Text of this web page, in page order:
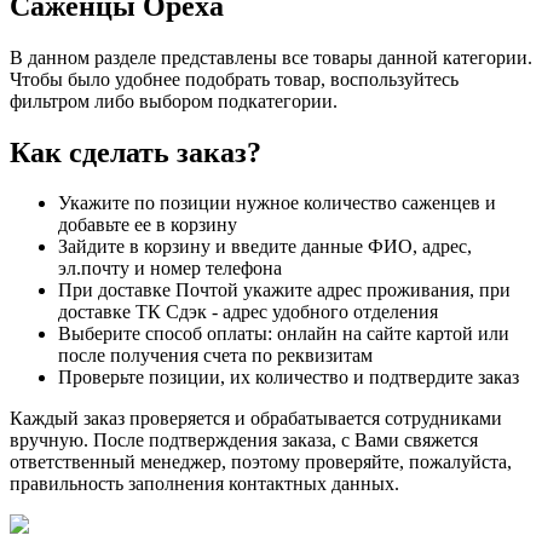
В данном разделе представлены все товары данной категории.
Чтобы было удобнее подобрать товар, воспользуйтесь
фильтром либо выбором подкатегории.
Как сделать заказ?
Укажите по позиции нужное количество саженцев и
добавьте ее в корзину
Зайдите в корзину и введите данные ФИО, адрес,
эл.почту и номер телефона
При доставке Почтой укажите адрес проживания, при
доставке ТК Сдэк - адрес удобного отделения
Выберите способ оплаты: онлайн на сайте картой или
после получения счета по реквизитам
Проверьте позиции, их количество и подтвердите заказ
Каждый заказ проверяется и обрабатывается сотрудниками
вручную. После подтверждения заказа, с Вами свяжется
ответственный менеджер, поэтому проверяйте, пожалуйста,
правильность заполнения контактных данных.